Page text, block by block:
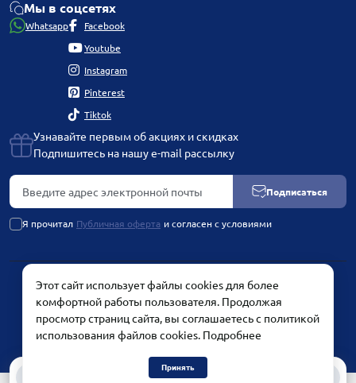
0
Мы в соцсетях
Whatsapp Facebook
Youtube
Instagram
Pinterest
Tiktok
Узнавайте первым об акциях и скидках
Подпишитесь на нашу e-mail рассылку
Подписаться
Я прочитал Публичная оферта и согласен с условиями
PLATINUM by Chetvertinovskaya Liubov © 2026
Этот сайт использует файлы cookies для более
комфортной работы пользователя. Продолжая
просмотр страниц сайта, вы соглашаетесь с политикой
использования файлов cookies. Подробнее
Принять